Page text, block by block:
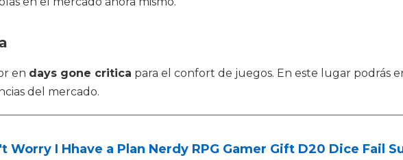
en days gone critica para el confort de juegos. En este lugar podrás
del mercado.
Worry I Hhave a Plan Nerdy RPG Gamer Gift D20 Dice Fail